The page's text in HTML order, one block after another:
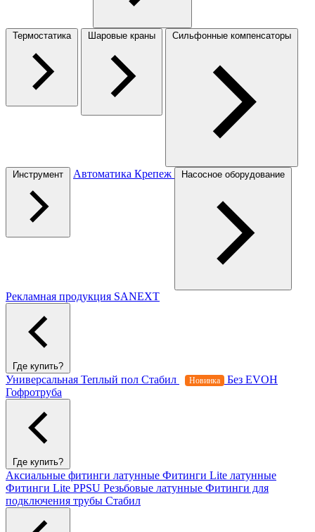
Термостатика Шаровые краны Сильфонные компенсаторы
Инструмент Автоматика Крепеж Насосное оборудование
Рекламная продукция SANEXT
Где купить?
Универсальная Теплый пол Стабил Новинка
Без EVOH
Гофротруба
Где купить?
Аксиальные фитинги латунные Фитинги Lite латунные
Фитинги Lite PPSU Резьбовые латунные Фитинги для
подключения трубы Стабил